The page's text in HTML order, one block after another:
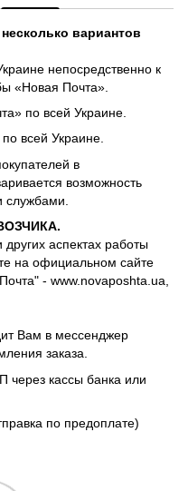
вариантов
непосредственно к
«Новая Почта».
по всей Украине.
всей Украине.
в
возможность
службами.
аспектах работы
на официальном сайте
- www.novaposhta.ua,
Вам в мессенджер
заказа.
через кассы банка или
по предоплате)